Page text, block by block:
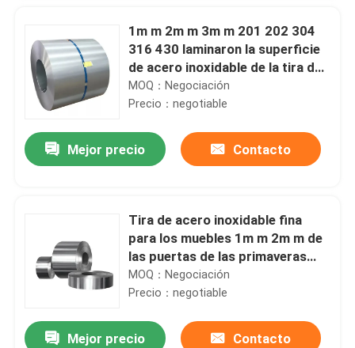
1m m 2m m 3m m 201 202 304
316 430 laminaron la superficie
de acero inoxidable de la tira de
metal de la bobina 2B
MOQ：Negociación
Precio：negotiable
Mejor precio Contacto
Tira de acero inoxidable fina
para los muebles 1m m 2m m de
las puertas de las primaveras
201 304 304L 316 410 430
MOQ：Negociación
Precio：negotiable
Mejor precio Contacto